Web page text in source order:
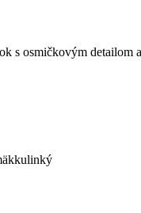
s osmičkovým detailom